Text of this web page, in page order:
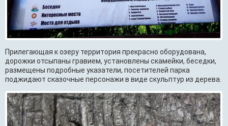
Прилегающая к озеру территория прекрасно оборудована,
дорожки отсыпаны гравием, установлены скамейки, беседки,
размещены подробные указатели, посетителей парка
поджидают сказочные персонажи в виде скульптур из дерева.